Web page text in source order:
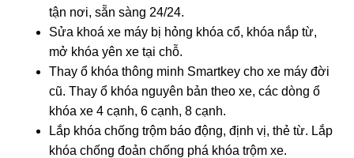
tận nơi, sẵn sàng 24/24.
Sửa khoá xe máy bị hỏng khóa cổ, khóa nắp từ,
mở khóa yên xe tại chỗ.
Thay ổ khóa thông minh Smartkey cho xe máy đời
cũ. Thay ổ khóa nguyên bản theo xe, các dòng ổ
khóa xe 4 cạnh, 6 cạnh, 8 cạnh.
Lắp khóa chống trộm báo động, định vị, thẻ từ. Lắp
khóa chống đoản chống phá khóa trộm xe.